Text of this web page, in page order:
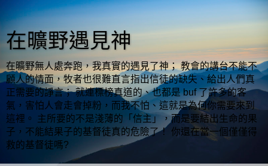
在曠野遇見神
在曠野無人處奔跑，我真實的遇見了神； 教會的講台不能不
顧人的情面，牧者也很難直言指出信徒的缺失、給出人們真
正需要的諍言； 就連標榜真道的、也都是 buf 了許多的客
氣，害怕人會走會掉粉，而我不怕、這就是為何你需要來到
這裡。 主所要的不是淺薄的「信主」，而是要結出生命的果
子，不能結果子的基督徒真的危險了！ 你還在當一個僅僅得
救的基督徒嗎?